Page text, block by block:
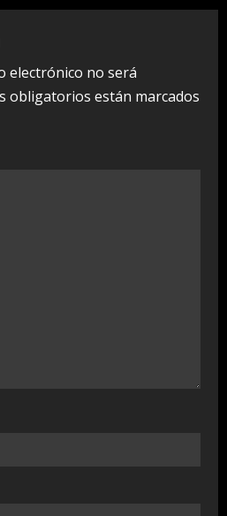
electrónico no será
obligatorios están marcados